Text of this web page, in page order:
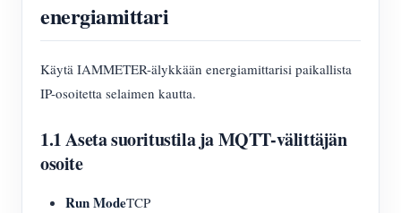
energiamittari
Käytä IAMMETER-älykkään energiamittarisi paikallista
IP-osoitetta selaimen kautta.
1.1 Aseta suoritustila ja MQTT-välittäjän
osoite
Run ModeTCP